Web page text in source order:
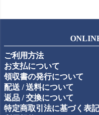
ご利用方法
お支払について
領収書の発行について
配送 / 送料について
返品 / 交換について
特定商取引法に基づく表記